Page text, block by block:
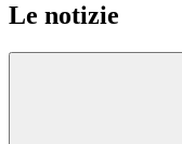
Le notizie